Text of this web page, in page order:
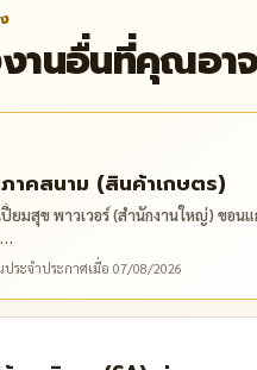
านอื่นที่คุณอา
าคสนาม (สินค้าเกษตร)
ยมสุข พาวเวอร์ (สำนักงานใหญ่) ขอน
…
ระจำประกาศเมื่อ 07/08/2026